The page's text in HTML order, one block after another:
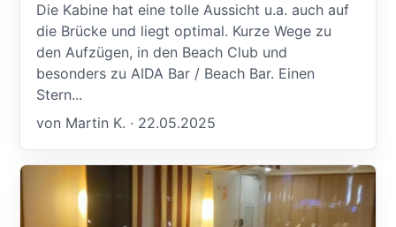
Die Kabine hat eine tolle Aussicht u.a. auch auf
die Brücke und liegt optimal. Kurze Wege zu
den Aufzügen, in den Beach Club und
besonders zu AIDA Bar / Beach Bar. Einen
Stern...
von Martin K. · 22.05.2025